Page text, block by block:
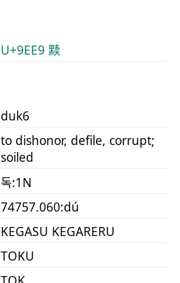
U+9EE9 黩
duk6
to dishonor, defile, corrupt;
soiled
독:1N
74757.060:dú
KEGASU KEGARERU
TOKU